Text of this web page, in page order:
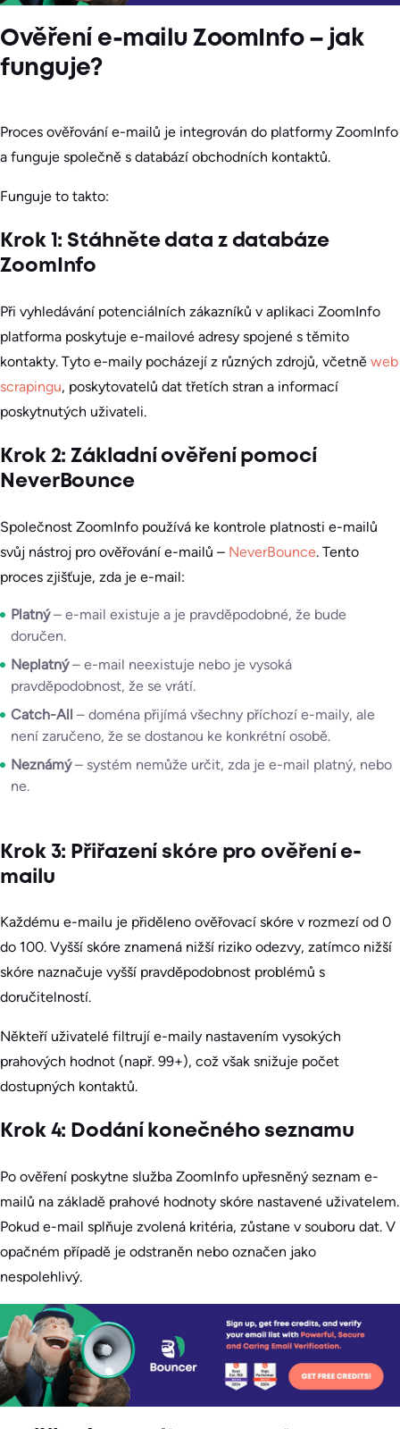
Ověření e-mailu ZoomInfo – jak
funguje?
Proces ověřování e-mailů je integrován do platformy ZoomInfo
a funguje společně s databází obchodních kontaktů.
Funguje to takto:
Krok 1: Stáhněte data z databáze
ZoomInfo
Při vyhledávání potenciálních zákazníků v aplikaci ZoomInfo
platforma poskytuje e-mailové adresy spojené s těmito
kontakty. Tyto e-maily pocházejí z různých zdrojů, včetně web
scrapingu, poskytovatelů dat třetích stran a informací
poskytnutých uživateli.
Krok 2: Základní ověření pomocí
NeverBounce
Společnost ZoomInfo používá ke kontrole platnosti e-mailů
svůj nástroj pro ověřování e-mailů – NeverBounce. Tento
proces zjišťuje, zda je e-mail:
Platný– e-mail existuje a je pravděpodobné, že bude
doručen.
Neplatný– e-mail neexistuje nebo je vysoká
pravděpodobnost, že se vrátí.
Catch-All – doména přijímá všechny příchozí e-maily, ale
není zaručeno, že se dostanou ke konkrétní osobě.
Neznámý– systém nemůže určit, zda je e-mail platný, nebo
ne.
Krok 3: Přiřazení skóre pro ověření e-
mailu
Každému e-mailu je přiděleno ověřovací skóre v rozmezí od 0
do 100. Vyšší skóre znamená nižší riziko odezvy, zatímco nižší
skóre naznačuje vyšší pravděpodobnost problémů s
doručitelností.
Někteří uživatelé filtrují e-maily nastavením vysokých
prahových hodnot (např. 99+), což však snižuje počet
dostupných kontaktů.
Krok 4: Dodání konečného seznamu
Po ověření poskytne služba ZoomInfo upřesněný seznam e-
mailů na základě prahové hodnoty skóre nastavené uživatelem.
Pokud e-mail splňuje zvolená kritéria, zůstane v souboru dat. V
opačném případě je odstraněn nebo označen jako
nespolehlivý.